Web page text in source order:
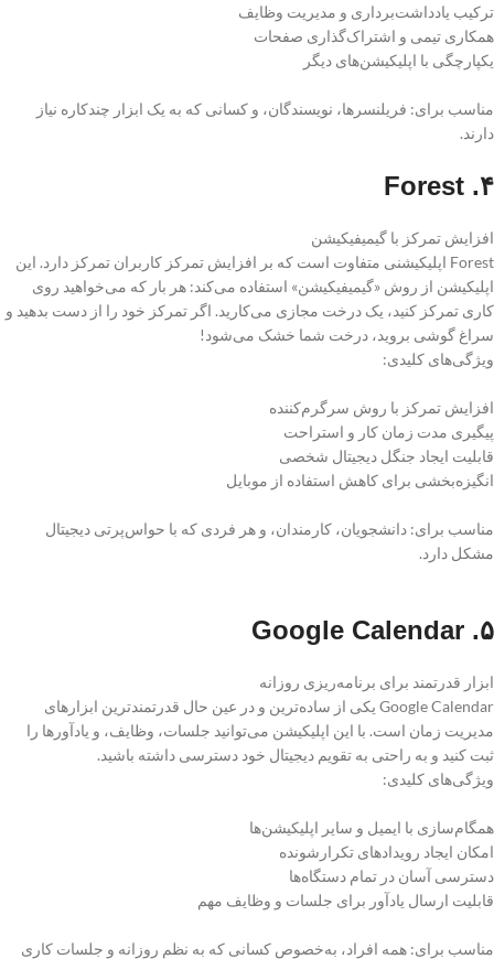
ترکیب یادداشت‌برداری و مدیریت وظایف
همکاری تیمی و اشتراک‌گذاری صفحات
یکپارچگی با اپلیکیشن‌های دیگر
مناسب برای: فریلنسرها، نویسندگان، و کسانی که به یک ابزار چندکاره نیاز
دارند.
۴. Forest
افزایش تمرکز با گیمیفیکیشن
Forest اپلیکیشنی متفاوت است که بر افزایش تمرکز کاربران تمرکز دارد. این
اپلیکیشن از روش «گیمیفیکیشن» استفاده می‌کند: هر بار که می‌خواهید روی
کاری تمرکز کنید، یک درخت مجازی می‌کارید. اگر تمرکز خود را از دست بدهید و
سراغ گوشی بروید، درخت شما خشک می‌شود!
ویژگی‌های کلیدی:
افزایش تمرکز با روش سرگرم‌کننده
پیگیری مدت زمان کار و استراحت
قابلیت ایجاد جنگل دیجیتال شخصی
انگیزه‌بخشی برای کاهش استفاده از موبایل
مناسب برای: دانشجویان، کارمندان، و هر فردی که با حواس‌پرتی دیجیتال
مشکل دارد.
۵. Google Calendar
ابزار قدرتمند برای برنامه‌ریزی روزانه
Google Calendar یکی از ساده‌ترین و در عین حال قدرتمندترین ابزارهای
مدیریت زمان است. با این اپلیکیشن می‌توانید جلسات، وظایف، و یادآورها را
ثبت کنید و به راحتی به تقویم دیجیتال خود دسترسی داشته باشید.
ویژگی‌های کلیدی:
همگام‌سازی با ایمیل و سایر اپلیکیشن‌ها
امکان ایجاد رویدادهای تکرارشونده
دسترسی آسان در تمام دستگاه‌ها
قابلیت ارسال یادآور برای جلسات و وظایف مهم
مناسب برای: همه افراد، به‌خصوص کسانی که به نظم روزانه و جلسات کاری